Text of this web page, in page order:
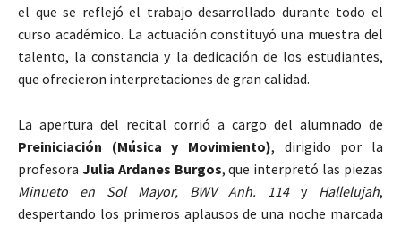
el que se reflejó el trabajo desarrollado durante todo el
curso académico. La actuación constituyó una muestra del
talento, la constancia y la dedicación de los estudiantes,
que ofrecieron interpretaciones de gran calidad.
La apertura del recital corrió a cargo del alumnado de
Preiniciación (Música y Movimiento), dirigido por la
profesora Julia Ardanes Burgos, que interpretó las piezas
Minueto en Sol Mayor, BWV Anh. 114y Hallelujah,
despertando los primeros aplausos de una noche marcada